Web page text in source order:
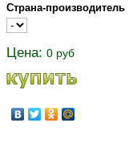
Страна-производитель
Цена: 0 руб